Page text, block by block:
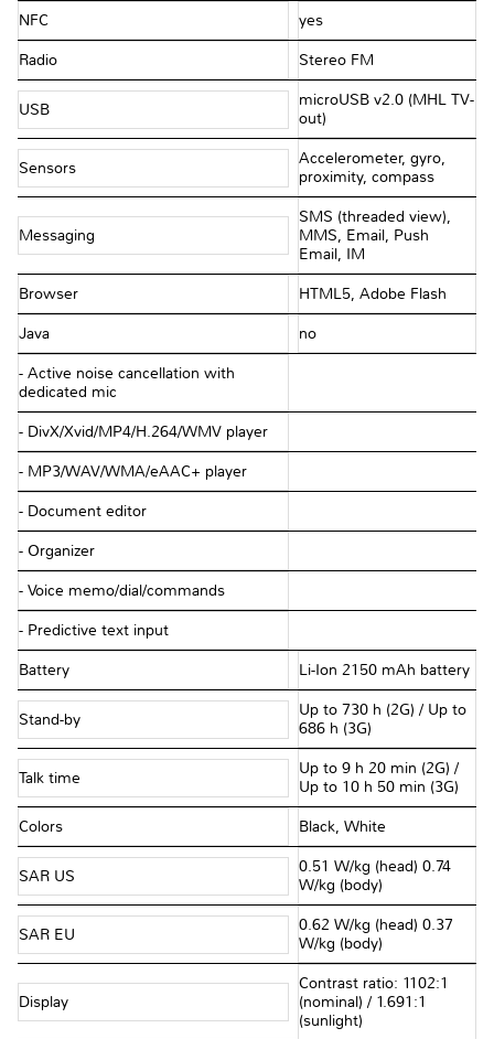
NFC yes
Radio Stereo FM
USB
microUSB v2.0 (MHL TV-
out)
Sensors
Accelerometer, gyro,
proximity, compass
Messaging
SMS (threaded view),
MMS, Email, Push
Email, IM
Browser HTML5, Adobe Flash
Java no
- Active noise cancellation with
dedicated mic
- DivX/Xvid/MP4/H.264/WMV player
- MP3/WAV/WMA/eAAC+ player
- Document editor
- Organizer
- Voice memo/dial/commands
- Predictive text input
Battery Li-Ion 2150 mAh battery
Stand-by
Up to 730 h (2G) / Up to
686 h (3G)
Talk time
Up to 9 h 20 min (2G) /
Up to 10 h 50 min (3G)
Colors Black, White
SAR US
0.51 W/kg (head) 0.74
W/kg (body)
SAR EU
0.62 W/kg (head) 0.37
W/kg (body)
Display
Contrast ratio: 1102:1
(nominal) / 1.691:1
(sunlight)